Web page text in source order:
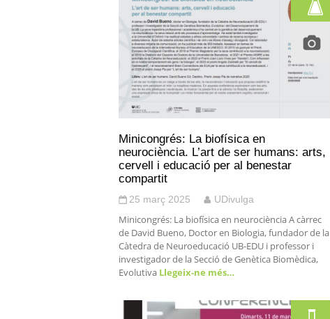
Minicongrés: La biofísica en
neurociència. L’art de ser humans: arts,
cervell i educació per al benestar
compartit
25 març 2025 UDivulga
Minicongrés: La biofísica en neurociència A càrrec
de David Bueno, Doctor en Biologia, fundador de la
Càtedra de Neuroeducació UB-EDU i professor i
investigador de la Secció de Genètica Biomèdica,
Evolutiva Llegeix-ne més…